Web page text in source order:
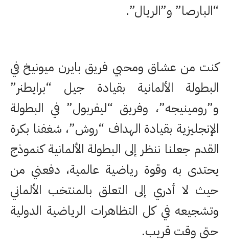
“البارصا” و”الريال”.
كنت من عشاق ومحبي فريق بايرن ميونيخ في
البطولة الألمانية بقيادة جيل “برايطنر”
و”رومينيجه”، وفريق “ليفربول” في البطولة
الإنجليزية بقيادة الهداف “روش”، شغفنا بكرة
القدم جعلنا ننظر إلى البطولة الألمانية كنموذج
يحتدى به وقوة رياضية عالمية، دفعني من
حيث لا أدري إلى التعلق بالمنتخب الألماني
وتشجيعه في كل التظاهرات الرياضية الدولية
حتى وقت قريب.